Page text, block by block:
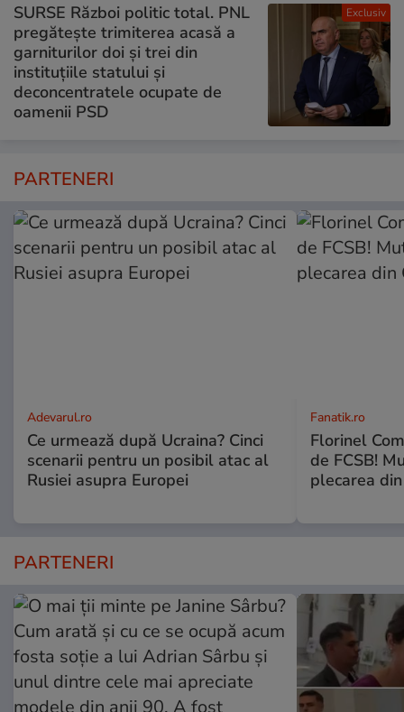
Exclusiv
SURSE Război politic total. PNL
pregătește trimiterea acasă a
garniturilor doi și trei din
instituțiile statului și
deconcentratele ocupate de
oamenii PSD
PARTENERI
Adevarul.ro
Ce urmează după Ucraina? Cinci
scenarii pentru un posibil atac al
Rusiei asupra Europei
Fanatik.ro
Florinel
de FCSB!
plecarea
PARTENERI